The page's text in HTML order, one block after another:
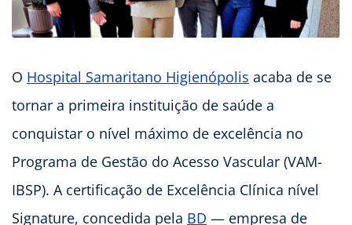
O Hospital Samaritano Higienópolis acaba de se
tornar a primeira instituição de saúde a
conquistar o nível máximo de excelência no
Programa de Gestão do Acesso Vascular (VAM-
IBSP). A certificação de Excelência Clínica nível
Signature, concedida pela BD — empresa de